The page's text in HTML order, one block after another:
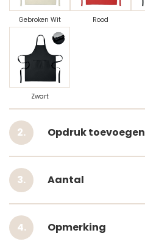
Gebroken Wit Rood
Zwart
Opdruk toevoegen
Aantal
Opmerking